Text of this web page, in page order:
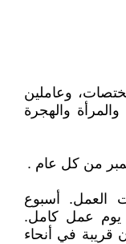
وعاملين
والهجرة
من كل عام .
العمل. أسبوع
عمل كامل.
قريبة في أنحاء